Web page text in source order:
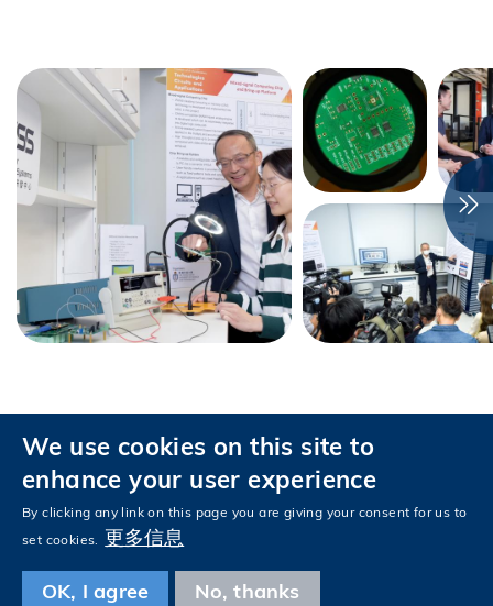
私隱政策
无障碍浏览
关注科大
FacebookLinkedInInstagramYoutubeTencentWechat
We use cookies on this site to
enhance your user experience
By clicking any link on this page you are giving your consent for us to
set cookies. 更多信息
OK, I agree No, thanks